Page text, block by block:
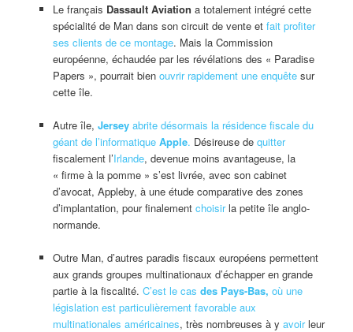
Le français Dassault Aviation a totalement intégré cette
spécialité de Man dans son circuit de vente et fait profiter
ses clients de ce montage. Mais la Commission
européenne, échaudée par les révélations des « Paradise
Papers », pourrait bienouvrir rapidement une enquêtesur
cette île.
Autre île, Jersey abrite désormais la résidence fiscale du
géant de l’informatique Apple. Désireuse de quitter
fiscalement l’Irlande, devenue moins avantageuse, la
« firme à la pomme » s’est livrée, avec son cabinet
d’avocat, Appleby, à une étude comparative des zones
d’implantation, pour finalement choisirla petite île anglo-
normande.
Outre Man, d’autres paradis fiscaux européens permettent
aux grands groupes multinationaux d’échapper en grande
partie à la fiscalité. C’est le cas des Pays-Bas, où une
législation est particulièrement favorable aux
multinationales américaines, très nombreuses à y avoirleur